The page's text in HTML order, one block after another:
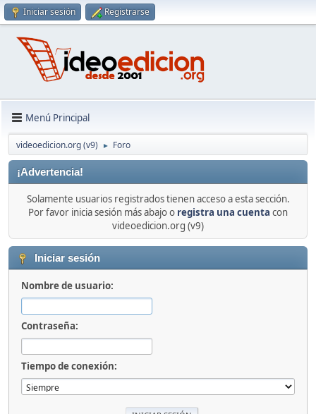
Iniciar sesión Registrarse
Menú Principal
videoedicion.org (v9) ► Foro
¡Advertencia!
Solamente usuarios registrados tienen acceso a esta sección.
Por favor inicia sesión más abajo o registra una cuenta con
videoedicion.org (v9)
Iniciar sesión
Nombre de usuario:
Contraseña:
Tiempo de conexión: